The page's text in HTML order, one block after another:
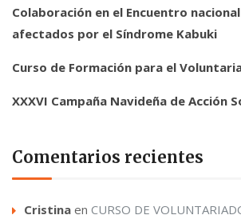
Colaboración en el Encuentro
afectados por el Síndrome Kabuki
Curso de Formación para el
XXXVI Campaña Navideña de Acción
Comentarios recientes
Cristina en CURSO DE